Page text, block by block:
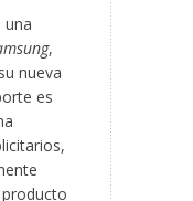
una
,
nueva
es